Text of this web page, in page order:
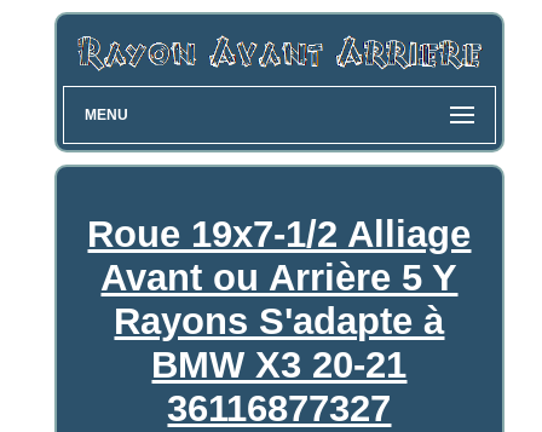
MENU
Roue 19x7-1/2 Alliage
Avant ou Arrière 5 Y
Rayons S'adapte à
BMW X3 20-21
36116877327